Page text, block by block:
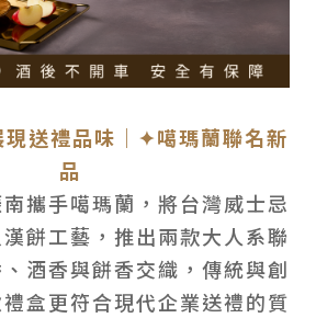
送禮品味｜✦噶瑪蘭聯名新
品
攜手噶瑪蘭，將台灣威士忌
餅工藝，推出兩款大人系聯
酒香與餅香交織，傳統與創
盒更符合現代企業送禮的質